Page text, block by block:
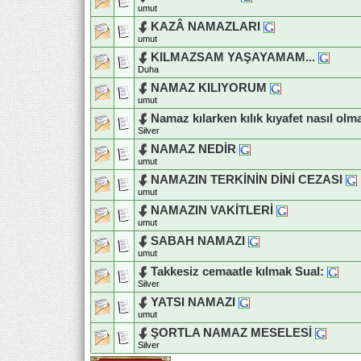
umut
KAZÂ NAMAZLARI
umut
Duha
NAMAZ KILIYORUM
umut
Namaz kılarken kılık kıyafet nasıl
Silver
NAMAZ NEDİR
umut
NAMAZIN TERKİNİN DİNİ CEZASI
umut
NAMAZIN VAKİTLERİ
umut
SABAH NAMAZI
umut
Takkesiz cemaatle kılmak Sual:
Silver
YATSI NAMAZI
umut
ŞORTLA NAMAZ MESELESİ
Silver